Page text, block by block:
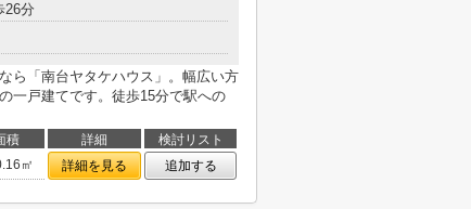
26分
ら「南台ヤタケハウス」。幅広い方
一戸建てです。徒歩15分で駅への
積 詳細
検討リスト
㎡ 詳細を見る 追加する